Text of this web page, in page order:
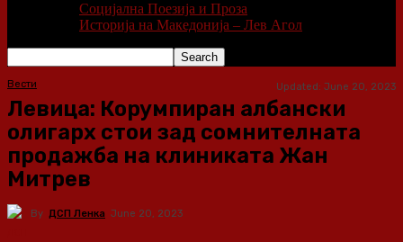
Социјална Поезија и Проза
Историја на Македонија – Лев Агол
Вести Updated: June 20, 2023
Левица: Корумпиран албански
олигарх стои зад сомнителната
продажба на клиниката Жан
Митрев
By ДСП Ленка June 20, 2023